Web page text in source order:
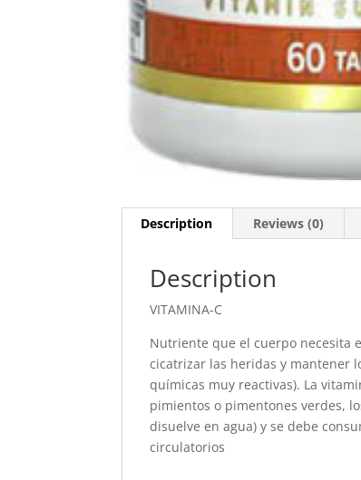
Description Reviews (0)
Description
VITAMINA-C
Nutriente que el cuerpo necesita
cicatrizar las heridas y mantener
químicas muy reactivas). La
pimientos o pimentones verdes,
disuelve en agua) y se debe
circulatorios